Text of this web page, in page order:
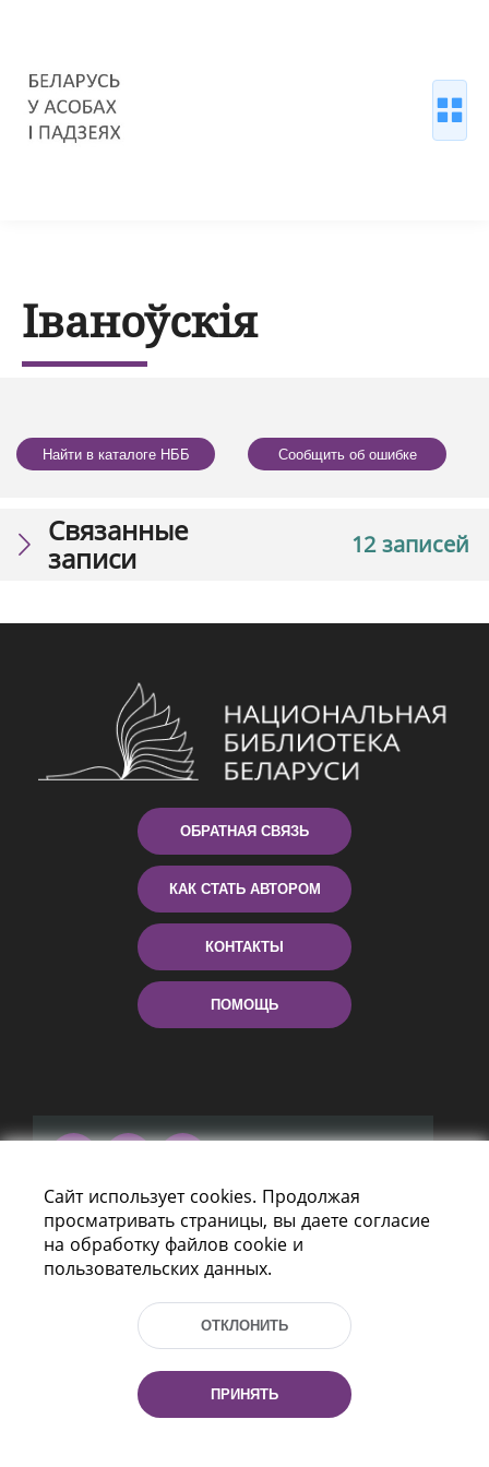
Іваноўскія
Найти в каталоге НББ Сообщить об ошибке
12 записей
Связанные
записи
ОБРАТНАЯ СВЯЗЬ
КАК СТАТЬ АВТОРОМ
КОНТАКТЫ
ПОМОЩЬ
Пр-т Независимости 116
г. Минск, Республика Беларусь, 220114
Тел.: (+375 17) 368 37 37, Факс: (+375 17)
Эл. почта: inbox@nlb.by
Все права защищены
Сайт использует cookies. Продолжая
просматривать страницы, вы даете согласие
на обработку файлов cookie и
пользовательских данных.
ОТКЛОНИТЬ
ПРИНЯТЬ